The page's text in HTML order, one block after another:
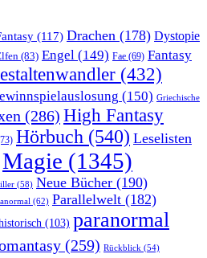
(117) Drachen (178) Dystopie
(83) Engel (149) Fae (69) Fantasy
(432)
(150) Griechische
(286) High Fantasy
Hörbuch (540) Leselisten
Magie (1345)
(58) Neue Bücher (190)
(62) Parallelwelt (182)
(103) paranormal
(259) Rückblick (54)